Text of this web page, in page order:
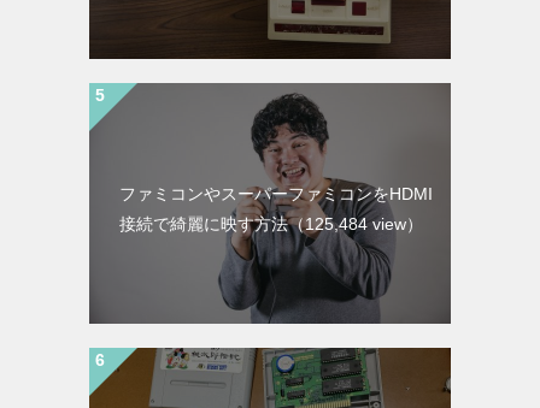
ファミコンやスーパーファミコンをHDMI
接続で綺麗に映す方法（125,484 view）